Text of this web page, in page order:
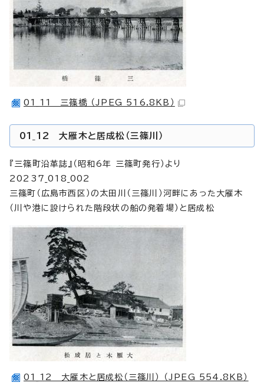
01_11 三篠橋 （JPEG 516.8KB）
01_12 大雁木と居成松（三篠川）
『三篠町沿革誌』（昭和6年 三篠町発行）より
20237_018_002
三篠町（広島市西区）の太田川（三篠川）河畔にあった大雁木
（川や港に設けられた階段状の船の発着場）と居成松
01_12 大雁木と居成松（三篠川） （JPEG 554.8KB）